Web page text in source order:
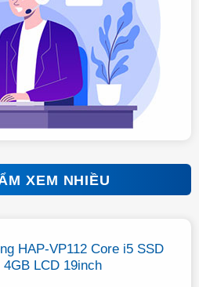
XEM NHIỀU
HAP-VP112 Core i5 SSD
4GB LCD 19inch